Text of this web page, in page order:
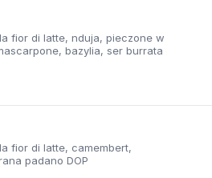
fior di latte, nduja, pieczone w
bazylia, ser burrata
fior di latte, camembert,
padano DOP